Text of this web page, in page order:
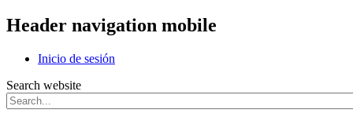
Header navigation mobile
Inicio de sesión
Search website